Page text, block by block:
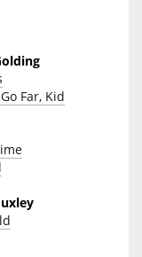
Far, Kid